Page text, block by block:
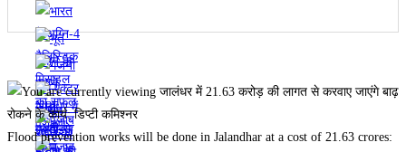
Flood prevention works will be done in Jalandhar at a cost of 21.63 crores: